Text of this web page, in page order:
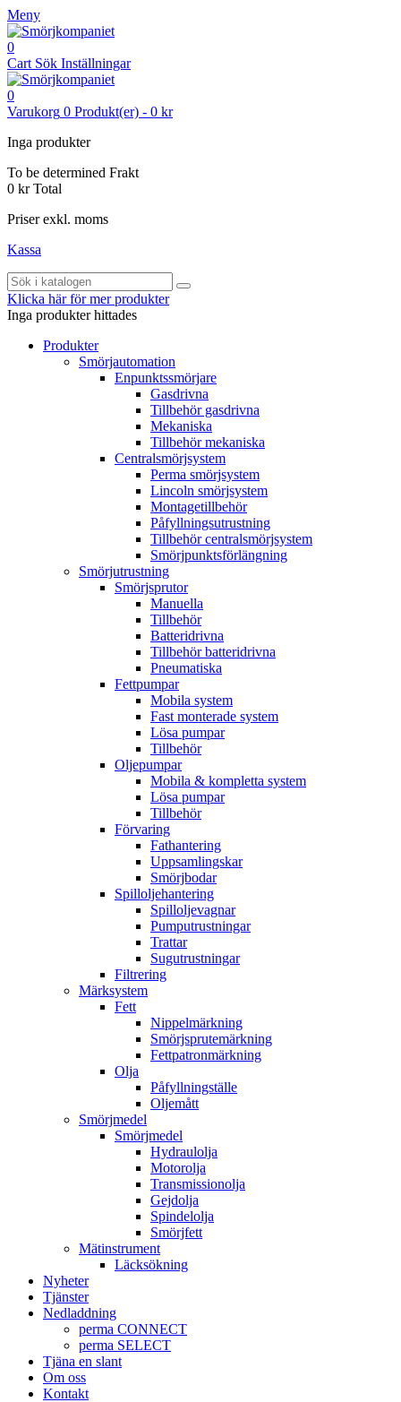
Meny
0
Cart Sök Inställningar
0
Varukorg 0 Produkt(er) - 0 kr
Inga produkter
To be determined Frakt
0 kr Total
Priser exkl. moms
Kassa
Klicka här för mer produkter
Inga produkter hittades
Produkter
Smörjautomation
Enpunktssmörjare
Gasdrivna
Tillbehör gasdrivna
Mekaniska
Tillbehör mekaniska
Centralsmörjsystem
Perma smörjsystem
Lincoln smörjsystem
Montagetillbehör
Påfyllningsutrustning
Tillbehör centralsmörjsystem
Smörjpunktsförlängning
Smörjutrustning
Smörjsprutor
Manuella
Tillbehör
Batteridrivna
Tillbehör batteridrivna
Pneumatiska
Fettpumpar
Mobila system
Fast monterade system
Lösa pumpar
Tillbehör
Oljepumpar
Mobila & kompletta system
Lösa pumpar
Tillbehör
Förvaring
Fathantering
Uppsamlingskar
Smörjbodar
Spilloljehantering
Spilloljevagnar
Pumputrustningar
Trattar
Sugutrustningar
Filtrering
Märksystem
Fett
Nippelmärkning
Smörjsprutemärkning
Fettpatronmärkning
Olja
Påfyllningställe
Oljemått
Smörjmedel
Smörjmedel
Hydraulolja
Motorolja
Transmissionolja
Gejdolja
Spindelolja
Smörjfett
Mätinstrument
Läcksökning
Nyheter
Tjänster
Nedladdning
perma CONNECT
perma SELECT
Tjäna en slant
Om oss
Kontakt